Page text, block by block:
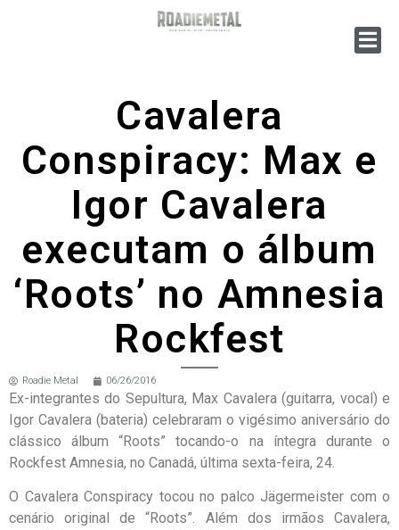
Cavalera
Conspiracy: Max e
Igor Cavalera
executam o álbum
‘Roots’ no Amnesia
Rockfest
Roadie Metal 06/26/2016
Ex-integrantes do Sepultura, Max Cavalera (guitarra, vocal) e
Igor Cavalera (bateria) celebraram o vigésimo aniversário do
clássico álbum “Roots” tocando-o na íntegra durante o
Rockfest Amnesia, no Canadá, última sexta-feira, 24.
O Cavalera Conspiracy tocou no palco Jägermeister com o
cenário original de “Roots”. Além dos irmãos Cavalera,